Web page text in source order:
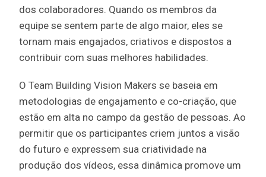
dos colaboradores. Quando os membros da
equipe se sentem parte de algo maior, eles se
tornam mais engajados, criativos e dispostos a
contribuir com suas melhores habilidades.
O Team Building Vision Makers se baseia em
metodologias de engajamento e co-criação, que
estão em alta no campo da gestão de pessoas. Ao
permitir que os participantes criem juntos a visão
do futuro e expressem sua criatividade na
produção dos vídeos, essa dinâmica promove um